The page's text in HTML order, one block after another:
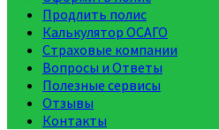
Продлить полис
Калькулятор ОСАГО
Страховые компании
Вопросы и Ответы
Полезные сервисы
Отзывы
Контакты